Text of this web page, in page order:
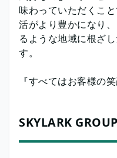
味わっていただくこ
活がより豊かになり
るような地域に根ざ
す。
『すべてはお客様の
SKYLARK